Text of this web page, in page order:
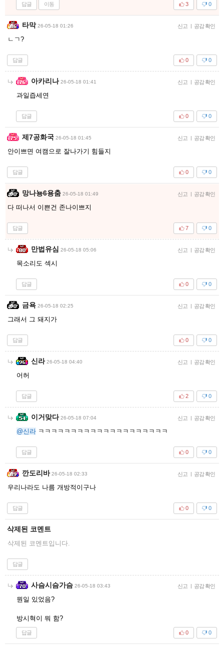
답글 이동 0
3
타막 26-05-18 01:26 신고 | 공감 확인
ㄴㄱ?
답글 0
0
아카리나 26-05-18 01:41 신고 | 공감 확인
과일즙세연
답글 0
0
제7공화국 26-05-18 01:45 신고 | 공감 확인
안이쁘면 여캠으로 잘나가기 힘들지
답글 0
0
망나뇽6용춤 26-05-18 01:49 신고 | 공감 확인
다 떠나서 이쁜건 존나이쁘지
답글 0
7
만법유심 26-05-18 05:06 신고 | 공감 확인
목소리도 섹시
답글 0
0
금욕 26-05-18 02:25 신고 | 공감 확인
그래서 그 돼지가
답글 0
0
신라 26-05-18 04:40 신고 | 공감 확인
어허
답글 0
2
이거맞다 26-05-18 07:04 신고 | 공감 확인
@신라 ㅋㅋㅋㅋㅋㅋㅋㅋㅋㅋㅋㅋㅋㅋㅋㅋㅋㅋㅋㅋ
답글 0
0
깐도리바 26-05-18 02:33 신고 | 공감 확인
우리나라도 나름 개방적이구나
답글 0
0
삭제된 코멘트
삭제된 코멘트입니다.
답글
사슴시슴가슴 26-05-18 03:43 신고 | 공감 확인
뭔일 있었음?
방시혁이 뭐 함?
답글 0
0